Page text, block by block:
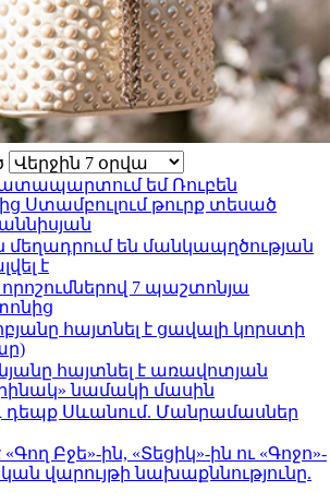
եմ Ռուբեն
Ստամբուլում թուրք տեսած
են մանկապղծության
է
7 պաշտոնյա
հայտնել է ցավալի կորստի
հայտնել է առավոտյան
նամակի մասին
Սևանում. Մանրամասներ
Բջե»-ին, «Տեցիկ»-ին ու «Գոջո»-
վարույթի նախաքննությունը.